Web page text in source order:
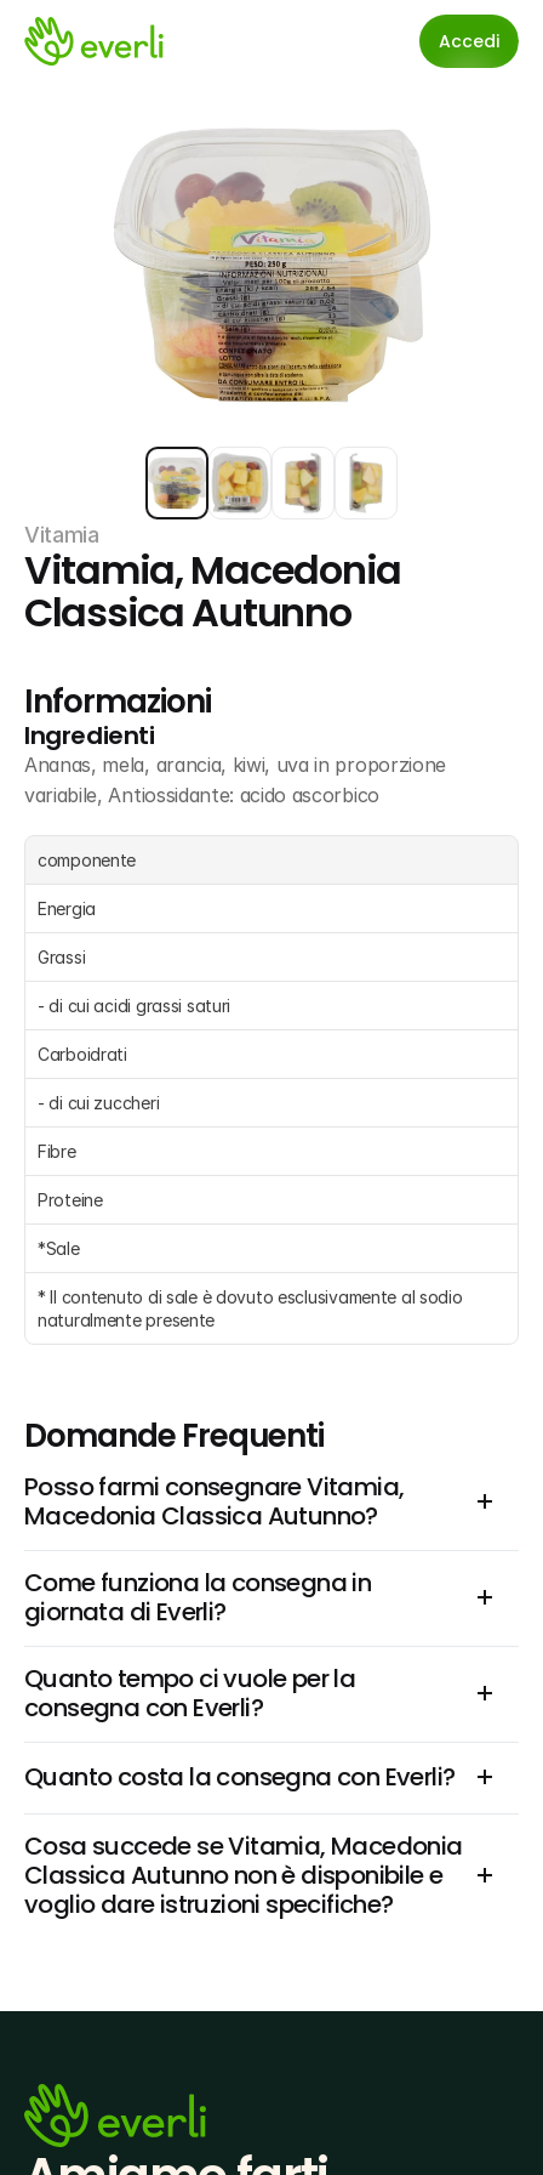
Accedi
Vitamia
Vitamia, Macedonia
Classica Autunno
Informazioni
Ingredienti
Ananas, mela, arancia, kiwi, uva in proporzione
variabile, Antiossidante: acido ascorbico
componente
Energia
Grassi
- di cui acidi grassi saturi
Carboidrati
- di cui zuccheri
Fibre
Proteine
*Sale
* Il contenuto di sale è dovuto esclusivamente al sodio
naturalmente presente
Domande Frequenti
Posso farmi consegnare Vitamia,
Macedonia Classica Autunno?
Come funziona la consegna in
giornata di Everli?
Quanto tempo ci vuole per la
consegna con Everli?
Quanto costa la consegna con Everli?
Cosa succede se Vitamia, Macedonia
Classica Autunno non è disponibile e
voglio dare istruzioni specifiche?